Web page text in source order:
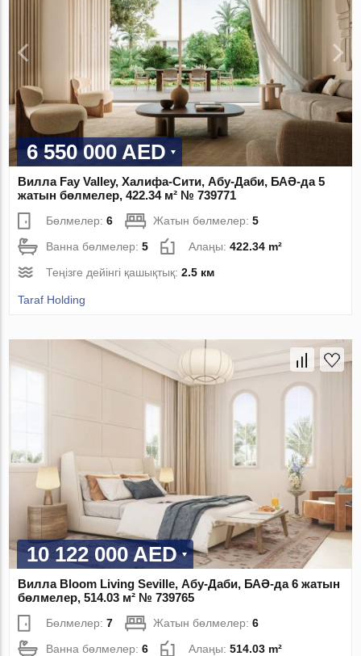
6 550 000 AED
Вилла Fay Valley, Халифа-Сити, Абу-Даби, БАӘ-да 5
жатын бөлмелер, 422.34 м² № 739771
Бөлмелер:6 Жатын бөлмелер:5
Ванна бөлмелер:5 Алаңы:422.34 m²
Теңізге дейінгі қашықтық:2.5 км
Taraf Holding
10 122 000 AED
Вилла Bloom Living Seville, Абу-Даби, БАӘ-да 6 жатын
бөлмелер, 514.03 м² № 739765
Бөлмелер:7 Жатын бөлмелер:6
Ванна бөлмелер:6 Алаңы:514.03 m²